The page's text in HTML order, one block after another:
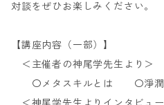
対談をぜひお楽しみください。
【講座内容（一部）】
＜主催者の神尾学先生より＞
〇メタスキルとは 〇淨潤先